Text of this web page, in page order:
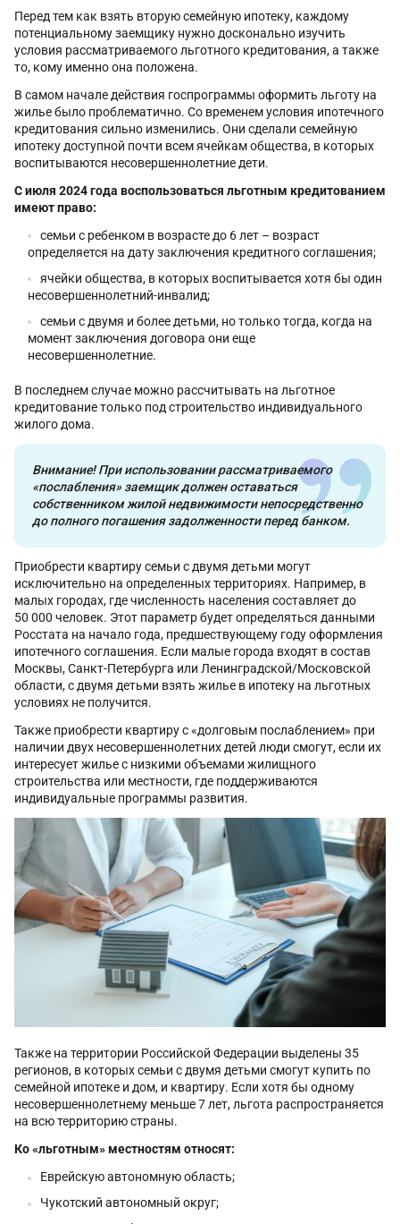
Перед тем как взять вторую семейную ипотеку, каждому
потенциальному заемщику нужно досконально изучить
условия рассматриваемого льготного кредитования, а также
то, кому именно она положена.
В самом начале действия госпрограммы оформить льготу на
жилье было проблематично. Со временем условия ипотечного
кредитования сильно изменились. Они сделали семейную
ипотеку доступной почти всем ячейкам общества, в которых
воспитываются несовершеннолетние дети.
С июля 2024 года воспользоваться льготным кредитованием
имеют право:
семьи с ребенком в возрасте до 6 лет – возраст
определяется на дату заключения кредитного соглашения;
ячейки общества, в которых воспитывается хотя бы один
несовершеннолетний-инвалид;
семьи с двумя и более детьми, но только тогда, когда на
момент заключения договора они еще
несовершеннолетние.
В последнем случае можно рассчитывать на льготное
кредитование только под строительство индивидуального
жилого дома.
Внимание! При использовании рассматриваемого
«послабления» заемщик должен оставаться
собственником жилой недвижимости непосредственно
до полного погашения задолженности перед банком.
Приобрести квартиру семьи с двумя детьми могут
исключительно на определенных территориях. Например, в
малых городах, где численность населения составляет до
50 000 человек. Этот параметр будет определяться данными
Росстата на начало года, предшествующему году оформления
ипотечного соглашения. Если малые города входят в состав
Москвы, Санкт-Петербурга или Ленинградской/Московской
области, с двумя детьми взять жилье в ипотеку на льготных
условиях не получится.
Также приобрести квартиру с «долговым послаблением» при
наличии двух несовершеннолетних детей люди смогут, если их
интересует жилье с низкими объемами жилищного
строительства или местности, где поддерживаются
индивидуальные программы развития.
Также на территории Российской Федерации выделены 35
регионов, в которых семьи с двумя детьми смогут купить по
семейной ипотеке и дом, и квартиру. Если хотя бы одному
несовершеннолетнему меньше 7 лет, льгота распространяется
на всю территорию страны.
Ко «льготным» местностям относят:
Еврейскую автономную область;
Чукотский автономный округ;